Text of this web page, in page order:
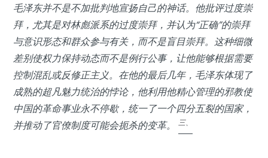
毛泽东并不是不加批判地宣扬自己的神话。他批评过度崇
拜，尤其是对林彪派系的过度崇拜，并认为“正确”的崇拜
与意识形态和群众参与有关，而不是盲目崇拜。这种细微
差别使权力保持动态而不是例行公事，让他能够根据需要
控制混乱或反修正主义。在他的最后几年，毛泽东体现了
成熟的超凡魅力统治的悖论，他利用他精心管理的邪教使
中国的革命事业永不停歇，统一了一个四分五裂的国家，
并推动了官僚制度可能会扼杀的变革。
三、